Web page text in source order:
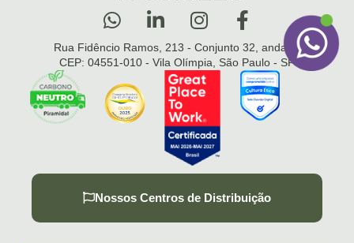
Rua Fidêncio Ramos, 213 - Conjunto 32, andar 3
CEP: 04551-010 - Vila Olímpia, São Paulo - SP
Nossos Centros de Distribuição